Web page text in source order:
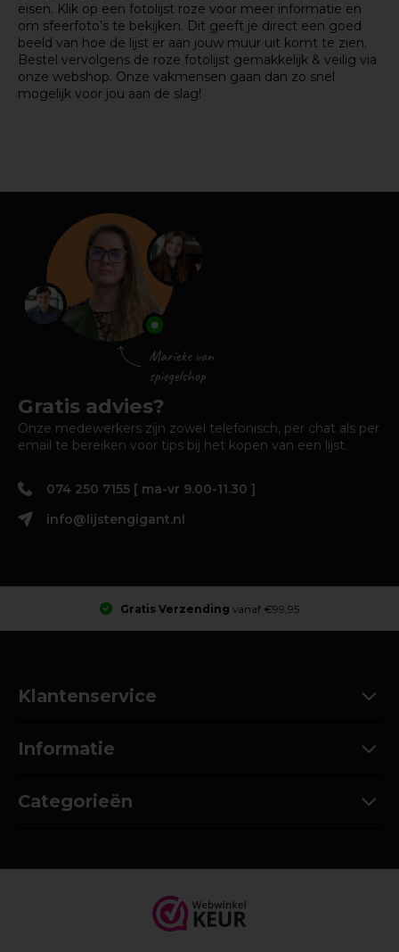
eisen. Klik op een fotolijst roze voor meer informatie en
om sfeerfoto’s te bekijken. Dit geeft je direct een goed
beeld van hoe de lijst er aan jouw muur uit komt te zien.
Bestel vervolgens de roze fotolijst gemakkelijk & veilig via
onze webshop. Onze vakmensen gaan dan zo snel
mogelijk voor jou aan de slag!
Gratis advies?
Onze medewerkers zijn zowel telefonisch, per chat als per
email te bereiken voor tips bij het kopen van een lijst.
074 250 7155 [ ma-vr 9.00-11.30 ]
info@lijstengigant.nl
Gratis Verzending vanaf €99,95
Klantenservice
Informatie
Categorieën